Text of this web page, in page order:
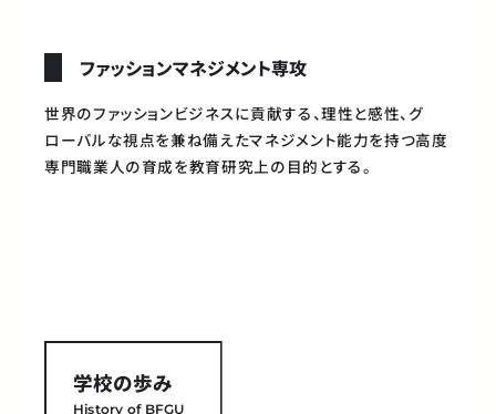
ファッションマネジメント専攻
世界のファッションビジネスに貢献する、理性と感性、グ
ローバルな視点を兼ね備えたマネジメント能力を持つ高度
専門職業人の育成を教育研究上の目的とする。
学校の歩み
History of BFGU